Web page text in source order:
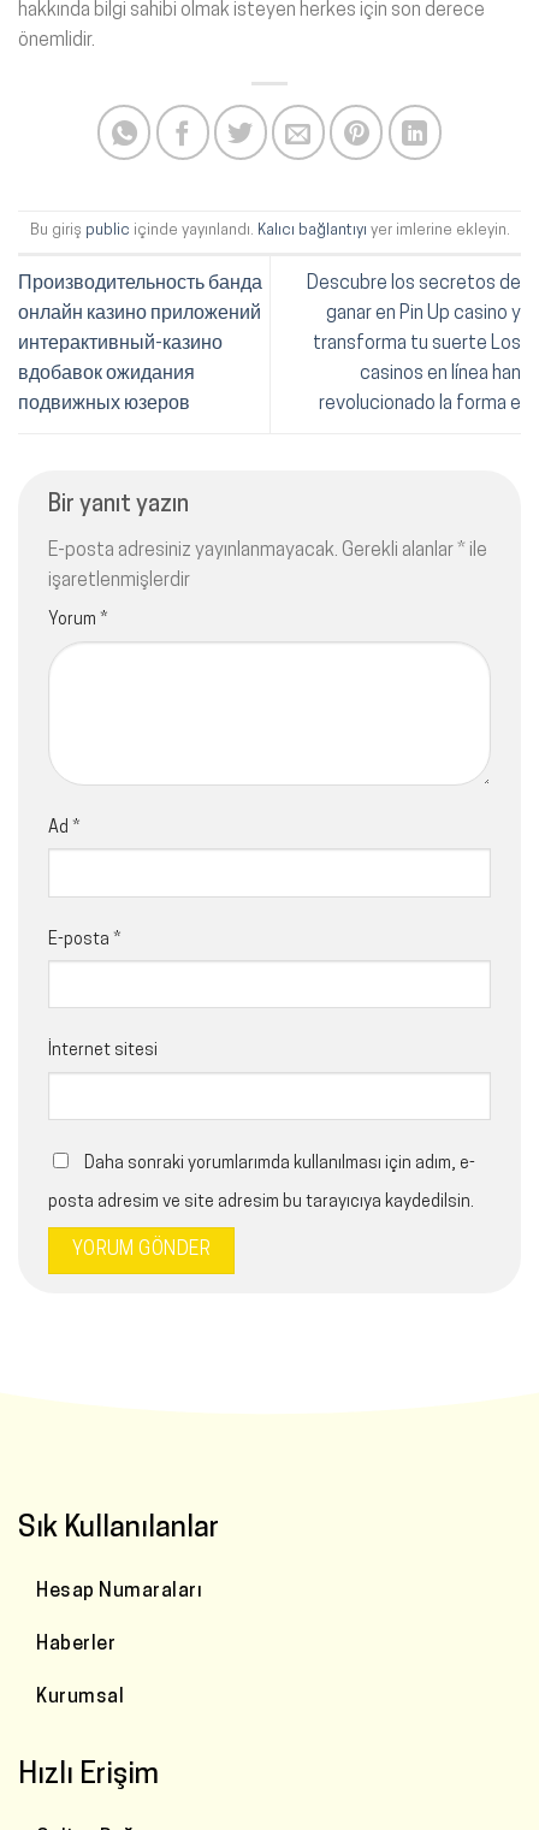
hakkında bilgi sahibi olmak isteyen herkes için son derece
önemlidir.
Bu giriş public içinde yayınlandı. Kalıcı bağlantıyı yer imlerine ekleyin.
Производительность банда
онлайн казино приложений
интерактивный-казино
вдобавок ожидания
подвижных юзеров
Descubre los secretos de
ganar en Pin Up casino y
transforma tu suerte Los
casinos en línea han
revolucionado la forma e
Bir yanıt yazın
E-posta adresiniz yayınlanmayacak. Gerekli alanlar * ile
işaretlenmişlerdir
Yorum *
Ad *
E-posta *
İnternet sitesi
Daha sonraki yorumlarımda kullanılması için adım, e-
posta adresim ve site adresim bu tarayıcıya kaydedilsin.
Sık Kullanılanlar
Hesap Numaraları
Haberler
Kurumsal
Hızlı Erişim